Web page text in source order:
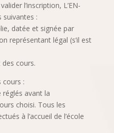
l’inscription, L’EN-
suivantes :
datée et signée par
représentant légal (s’il est
cours.
cours :
avant la
choisi. Tous les
à l’accueil de l’école